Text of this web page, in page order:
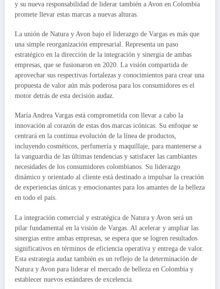
y su nueva responsabilidad de liderar también a Avon en Colombia
promete llevar estas marcas a nuevas alturas.
La unión de Natura y Avon bajo el liderazgo de Vargas es más que
una simple reorganización empresarial. Representa un paso
estratégico en la dirección de la integración y sinergia de ambas
empresas, que se fusionaron en 2020. La visión compartida de
aprovechar sus respectivas fortalezas y conocimientos para crear una
propuesta de valor aún más poderosa para los consumidores es el
motor detrás de esta decisión audaz.
María Andrea Vargas está comprometida con llevar a cabo la
innovación al corazón de estas dos marcas icónicas. Su enfoque se
centrará en la continua evolución de la línea de productos,
incluyendo cosméticos, perfumería y maquillaje, para mantenerse a
la vanguardia de las últimas tendencias y satisfacer las cambiantes
necesidades de los consumidores colombianos. Su liderazgo
dinámico y orientado al cliente está destinado a impulsar la creación
de experiencias únicas y emocionantes para los amantes de la belleza
en todo el país.
La integración comercial y estratégica de Natura y Avon será un
pilar fundamental en la visión de Vargas. Al acelerar y ampliar las
sinergias entre ambas empresas, se espera que se logren resultados
significativos en términos de eficiencia operativa y entrega de valor.
Esta estrategia audaz también es un reflejo de la determinación de
Natura y Avon para liderar el mercado de belleza en Colombia y
establecer nuevos estándares de excelencia.